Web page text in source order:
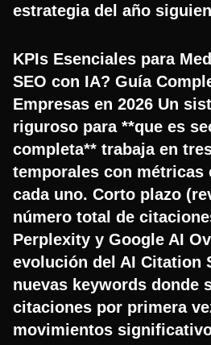
estrategia del año
KPIs Esenciales para
SEO con IA? Guía
Empresas en 2026 Un
riguroso para **que es
completa** trabaja en
temporales con métricas
cada uno. Corto plazo
número total de
Perplexity y Google AI
evolución del AI Citation
nuevas keywords donde
citaciones por primera
movimientos